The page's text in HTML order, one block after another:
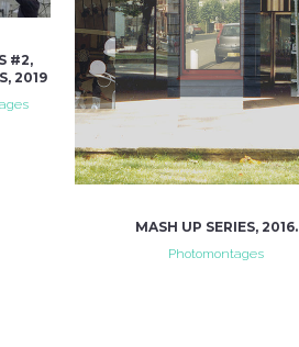
#2,
2019
MASH UP SERIES, 2016.
Photomontages